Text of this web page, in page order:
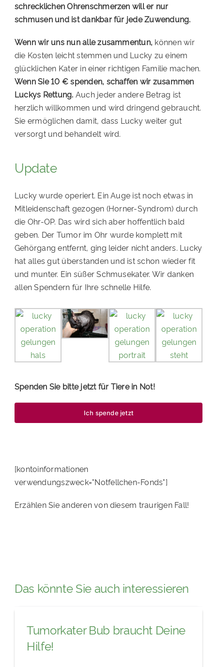
schrecklichen Ohrenschmerzen will er nur
schmusen und ist dankbar für jede Zuwendung.
Wenn wir uns nun alle zusammentun, können wir
die Kosten leicht stemmen und Lucky zu einem
glücklichen Kater in einer richtigen Familie machen.
Wenn Sie 10 € spenden, schaffen wir zusammen
Luckys Rettung. Auch jeder andere Betrag ist
herzlich willkommen und wird dringend gebraucht.
Sie ermöglichen damit, dass Lucky weiter gut
versorgt und behandelt wird.
Update
Lucky wurde operiert. Ein Auge ist noch etwas in
Mitleidenschaft gezogen (Horner-Syndrom) durch
die Ohr-OP. Das wird sich aber hoffentlich bald
geben. Der Tumor im Ohr wurde komplett mit
Gehörgang entfernt, ging leider nicht anders. Lucky
hat alles gut überstanden und ist schon wieder fit
und munter. Ein süßer Schmusekater. Wir danken
allen Spendern für Ihre schnelle Hilfe.
Spenden Sie bitte jetzt für Tiere in Not!
Ich spende jetzt
[kontoinformationen
verwendungszweck="Notfellchen-Fonds"]
Erzählen Sie anderen von diesem traurigen Fall!
Das könnte Sie auch interessieren
Tumorkater Bub braucht Deine
Hilfe!